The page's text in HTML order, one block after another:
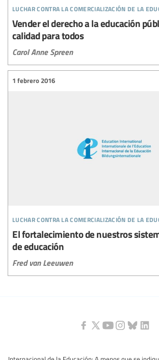
luchar contra la comercialización de la
Vender el derecho a la educación
calidad para todos
Carol Anne Spreen
luchar contra la comercialización de la
1 febrero 2016
El fortalecimiento de nuestros
de educación
Fred van Leeuwen